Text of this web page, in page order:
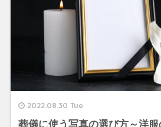
2022.08.30 Tue
葬儀に使う写真の選び方～洋